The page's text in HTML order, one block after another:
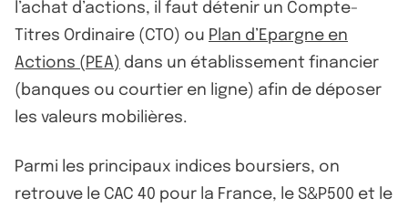
l’achat d’actions, il faut détenir un Compte-
Titres Ordinaire (CTO) ou Plan d’Epargne en
Actions (PEA) dans un établissement financier
(banques ou courtier en ligne) afin de déposer
les valeurs mobilières.
Parmi les principaux indices boursiers, on
retrouve le CAC 40 pour la France, le S&P500 et le